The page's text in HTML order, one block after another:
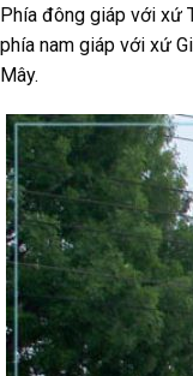
Phía đông giáp với xứ
phía nam giáp với xứ
Mây.